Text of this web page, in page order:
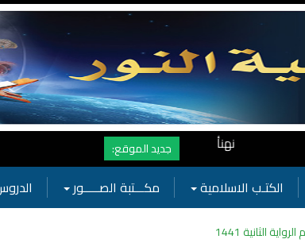
نهنأ المتابعين لموفع النور بوصول المشاهدات الى الرقم القياسي 11 مليون مشاهدة خلال فترة قصيرة وهذا كله بجهودكم واهتمامكم
جديد الموقع:
الكتـب الاسلامية مكـــتبة الصـــــور
الثانية 1441